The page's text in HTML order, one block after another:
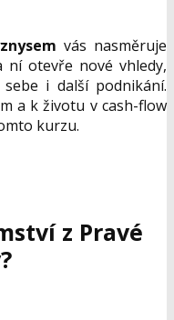
vás nasměruje
otevře nové vhledy,
i další podnikání.
a k životu v cash-flow
kurzu.
z Pravé